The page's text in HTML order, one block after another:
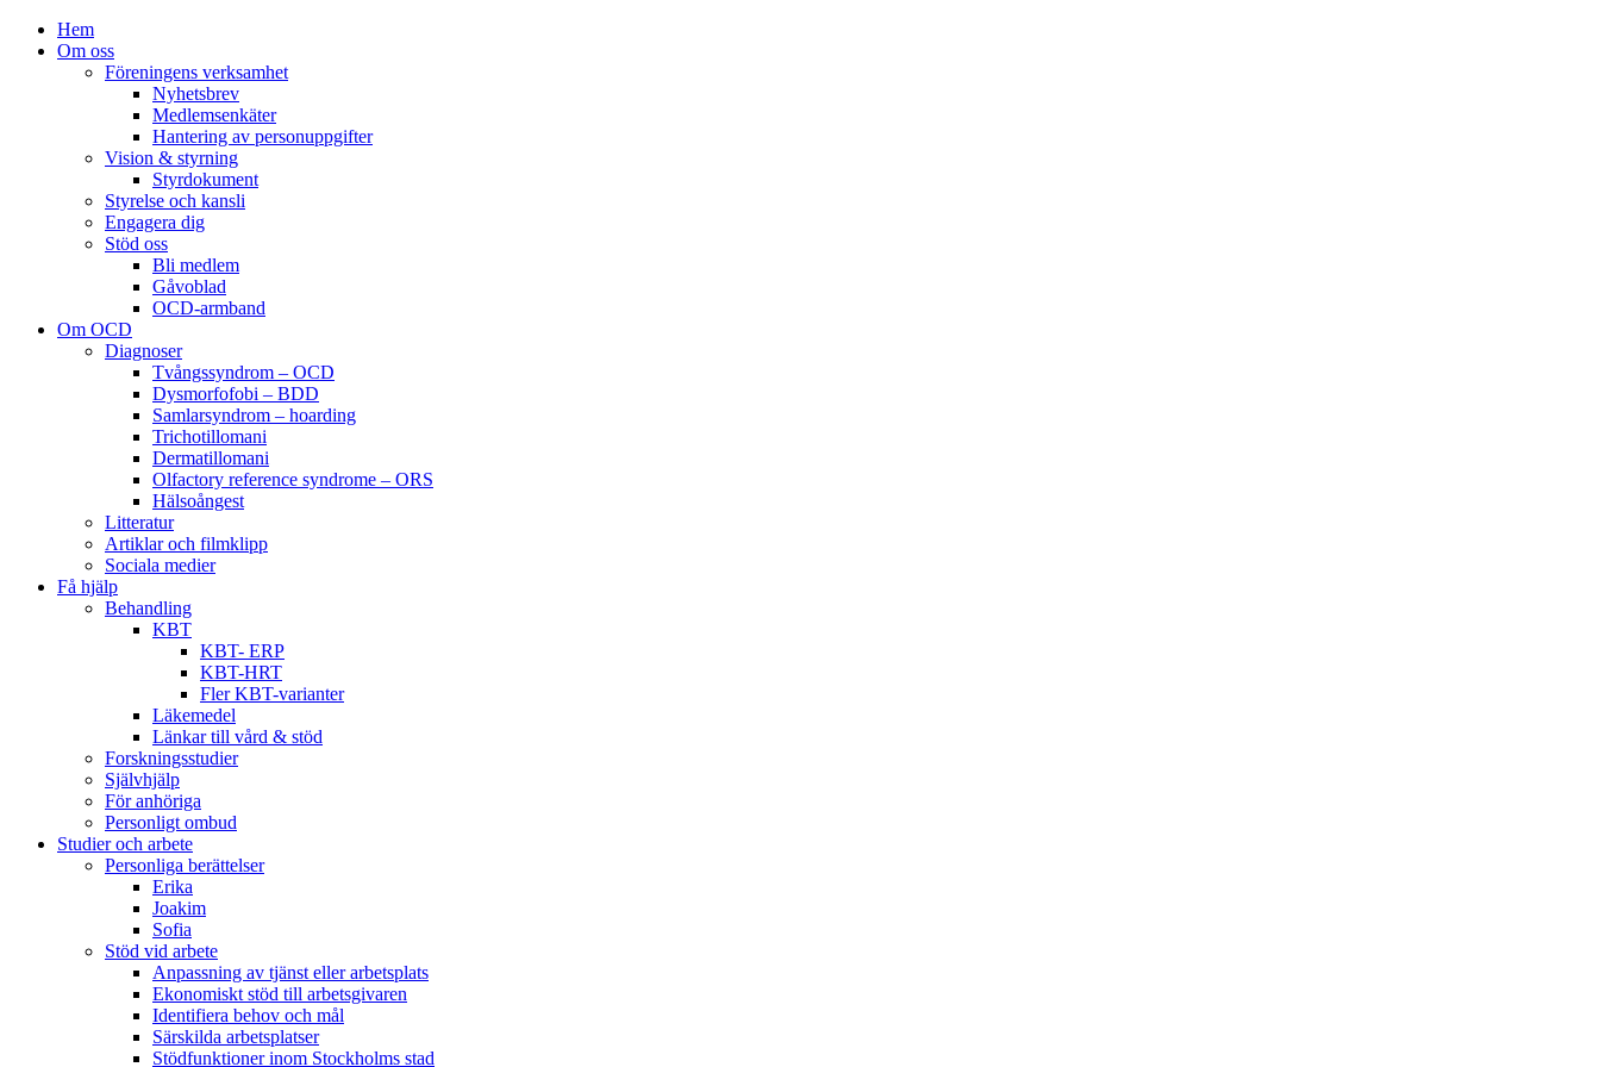
Hem
Om oss
Föreningens verksamhet
Nyhetsbrev
Medlemsenkäter
Hantering av personuppgifter
Vision & styrning
Styrdokument
Styrelse och kansli
Engagera dig
Stöd oss
Bli medlem
Gåvoblad
OCD-armband
Om OCD
Diagnoser
Tvångssyndrom – OCD
Dysmorfofobi – BDD
Samlarsyndrom – hoarding
Trichotillomani
Dermatillomani
Olfactory reference syndrome – ORS
Hälsoångest
Litteratur
Artiklar och filmklipp
Sociala medier
Få hjälp
Behandling
KBT
KBT- ERP
KBT-HRT
Fler KBT-varianter
Läkemedel
Länkar till vård & stöd
Forskningsstudier
Självhjälp
För anhöriga
Personligt ombud
Studier och arbete
Personliga berättelser
Erika
Joakim
Sofia
Stöd vid arbete
Anpassning av tjänst eller arbetsplats
Ekonomiskt stöd till arbetsgivaren
Identifiera behov och mål
Särskilda arbetsplatser
Stödfunktioner inom Stockholms stad